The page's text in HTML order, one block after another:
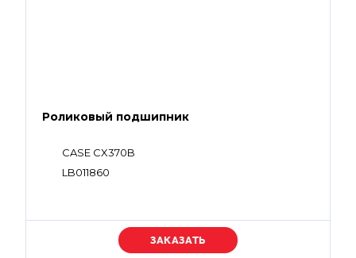
Роликовый подшипник
CASE CX370B
LB011860
Уточняйте цену